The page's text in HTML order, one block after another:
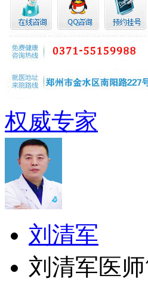
权威专家
刘清军
刘清军医